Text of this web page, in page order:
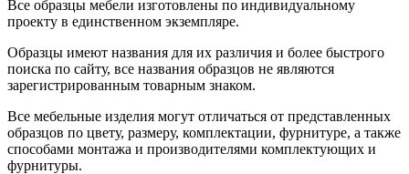
Все образцы мебели изготовлены по индивидуальному
проекту в единственном экземпляре.
Образцы имеют названия для их различия и более быстрого
поиска по сайту, все названия образцов не являются
зарегистрированным товарным знаком.
Все мебельные изделия могут отличаться от представленных
образцов по цвету, размеру, комплектации, фурнитуре, а также
способами монтажа и производителями комплектующих и
фурнитуры.